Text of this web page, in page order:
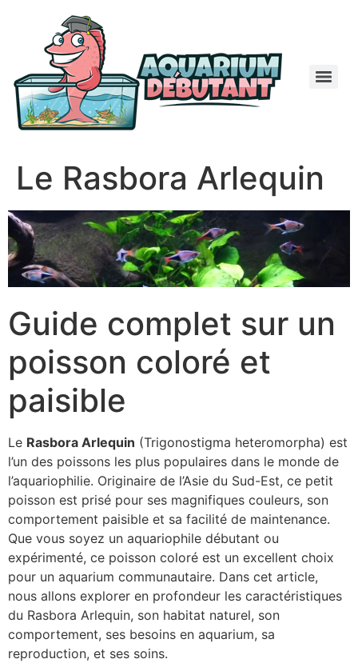
Le Rasbora Arlequin
Guide complet sur un
poisson coloré et
paisible
Le Rasbora Arlequin (Trigonostigma heteromorpha) est
l’un des poissons les plus populaires dans le monde de
l’aquariophilie. Originaire de l’Asie du Sud-Est, ce petit
poisson est prisé pour ses magnifiques couleurs, son
comportement paisible et sa facilité de maintenance.
Que vous soyez un aquariophile débutant ou
expérimenté, ce poisson coloré est un excellent choix
pour un aquarium communautaire. Dans cet article,
nous allons explorer en profondeur les caractéristiques
du Rasbora Arlequin, son habitat naturel, son
comportement, ses besoins en aquarium, sa
reproduction, et ses soins.